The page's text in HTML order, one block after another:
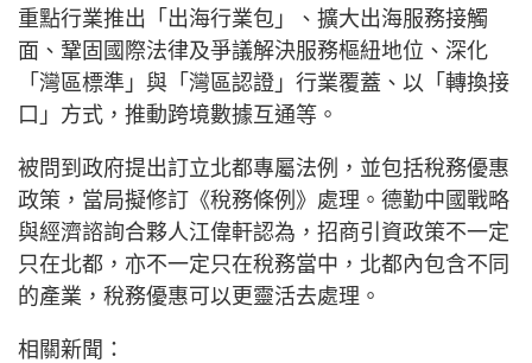
重點行業推出「出海行業包」、擴大出海服務接觸
面、鞏固國際法律及爭議解決服務樞紐地位、深化
「灣區標準」與「灣區認證」行業覆蓋、以「轉換接
口」方式，推動跨境數據互通等。
被問到政府提出訂立北都專屬法例，並包括稅務優惠
政策，當局擬修訂《稅務條例》處理。德勤中國戰略
與經濟諮詢合夥人江偉軒認為，招商引資政策不一定
只在北都，亦不一定只在稅務當中，北都內包含不同
的產業，稅務優惠可以更靈活去處理。
相關新聞：